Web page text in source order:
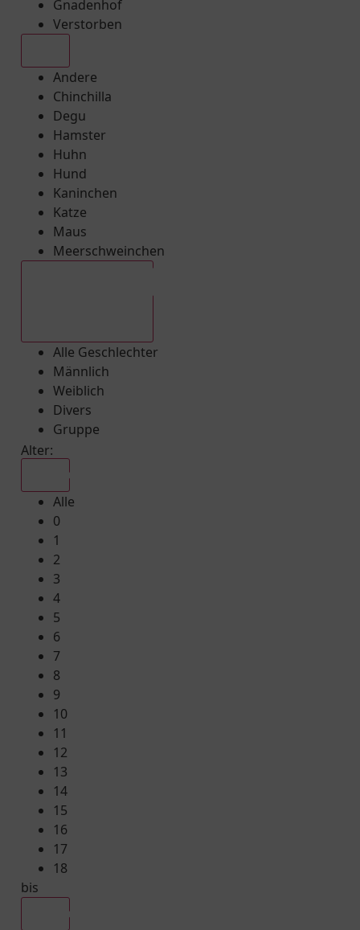
Gnadenhof
Verstorben
Andere
Chinchilla
Degu
Hamster
Huhn
Hund
Kaninchen
Katze
Maus
Meerschweinchen
Alle Geschlechter
Männlich
Weiblich
Divers
Gruppe
Alter:
Alle
0
1
2
3
4
5
6
7
8
9
10
11
12
13
14
15
16
17
18
bis